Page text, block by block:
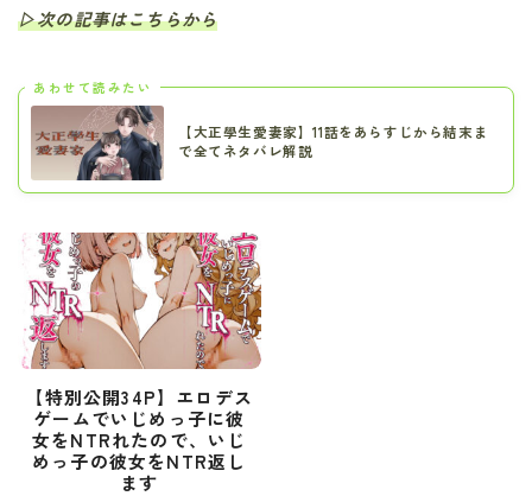
▷次の記事はこちらから
あわせて読みたい
【大正學生愛妻家】11話をあらすじから結末ま
で全てネタバレ解説
【特別公開34P】エロデス
ゲームでいじめっ子に彼
女をNTRれたので、いじ
めっ子の彼女をNTR返し
ます